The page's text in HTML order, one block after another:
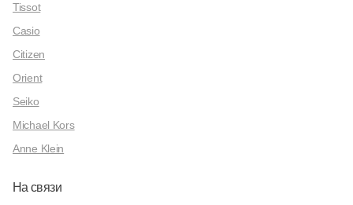
Tissot
Casio
Citizen
Orient
Seiko
Michael Kors
Anne Klein
На связи